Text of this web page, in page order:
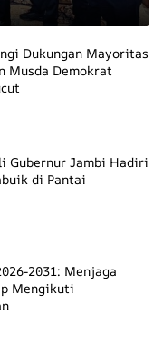
Dukungan Mayoritas
Musda Demokrat
Gubernur Jambi Hadiri
di Pantai
2031: Menjaga
Mengikuti